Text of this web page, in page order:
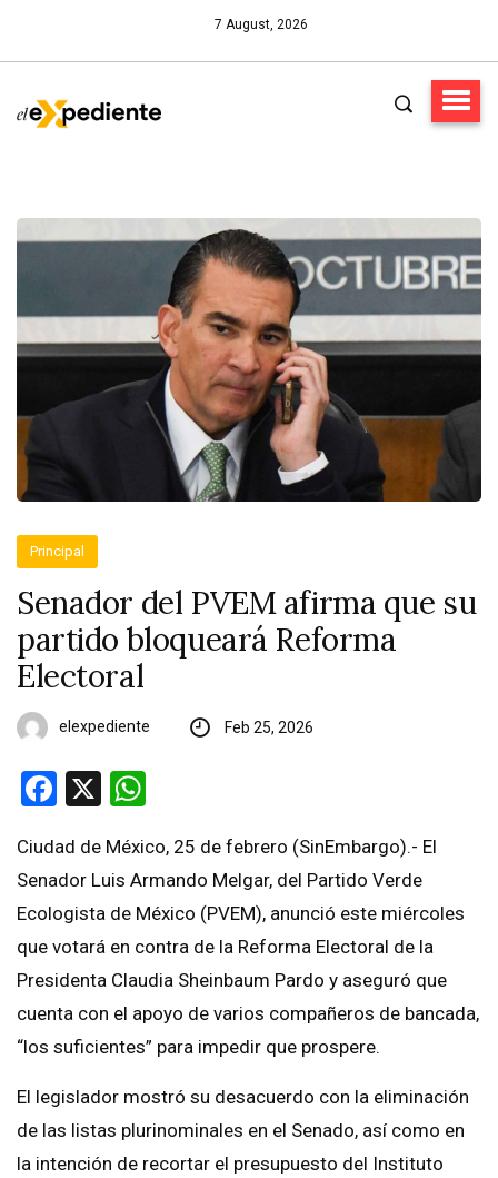
7 August, 2026
Principal
Senador del PVEM afirma que su
partido bloqueará Reforma
Electoral
elexpediente Feb 25, 2026
Facebook
X
Ciudad de México, 25 de febrero (SinEmbargo).- El
Senador Luis Armando Melgar, del Partido Verde
Ecologista de México (PVEM), anunció este miércoles
que votará en contra de la Reforma Electoral de la
Presidenta Claudia Sheinbaum Pardo y aseguró que
cuenta con el apoyo de varios compañeros de bancada,
“los suficientes” para impedir que prospere.
El legislador mostró su desacuerdo con la eliminación
de las listas plurinominales en el Senado, así como en
la intención de recortar el presupuesto del Instituto